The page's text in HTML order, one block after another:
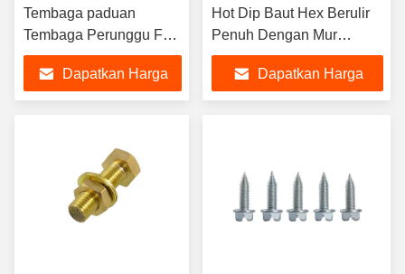
Tembaga paduan
Tembaga Perunggu Full
Thread Nikel Tin Plated
Thread Bar Threaded
Rod DIN 975
Dapatkan Harga
Hot Dip Baut Hex Berulir
Penuh Dengan Mur
Flange Dan Mesin Cuci
Dapatkan Harga